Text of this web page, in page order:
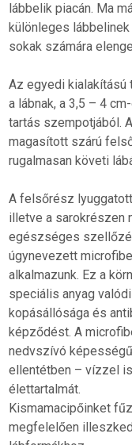
lábbelik piacán. Ma
különleges
sokak számára
Az egyedi
a lábnak, a 3,5 – 4
tartás szempotjából.
magasított szárú
rugalmasan követi
A felsőrész
illetve a sarokrészen
egészséges
úgynevezett
alkalmazunk. Ez a
speciális anyag
kopásállósága és
képződést. A
nedvszívó
ellentétben – vízzel
élettartalmát.
Kismamacipőinket
megfelelően